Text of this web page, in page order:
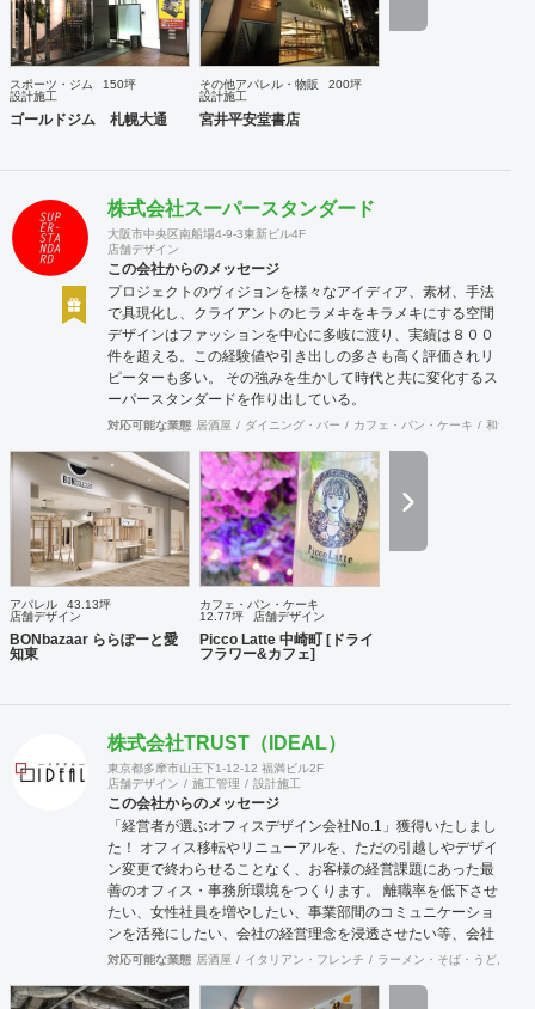
スポーツ・ジム
150坪
設計施工
ゴールドジム 札幌大通
その他アパレル・物販
200坪
設計施工
宮井平安堂書店
株式会社スーパースタンダード
大阪市中央区南船場4-9-3東新ビル4F
店舗デザイン
この会社からのメッセージ
プロジェクトのヴィジョンを様々なアイディア、素材、手法
で具現化し、クライアントのヒラメキをキラメキにする空間
デザインはファッションを中心に多岐に渡り、実績は８００
件を超える。この経験値や引き出しの多さも高く評価されリ
ピーターも多い。 その強みを生かして時代と共に変化するス
ーパースタンダードを作り出している。
対応可能な業態 居酒屋 ダイニング・バー カフェ・パン・ケーキ 和食・
アパレル
43.13坪
店舗デザイン
BONbazaar ららぽーと愛
知東
カフェ・パン・ケーキ
12.77坪
店舗デザイン
Picco Latte 中崎町 [ドライ
フラワー&カフェ]
株式会社TRUST（IDEAL）
東京都多摩市山王下1-12-12 福満ビル2F
店舗デザイン
施工管理 設計施工
この会社からのメッセージ
「経営者が選ぶオフィスデザイン会社No.1」獲得いたしまし
た！ オフィス移転やリニューアルを、ただの引越しやデザイ
ン変更で終わらせることなく、お客様の経営課題にあった最
善のオフィス・事務所環境をつくります。 離職率を低下させ
たい、女性社員を増やしたい、事業部間のコミュニケーショ
ンを活発にしたい、会社の経営理念を浸透させたい等、会社
の規模やフェーズによって様々な課題をかかえています。ど
今後どのような事業戦略を描き、どのような組織になってい
対応可能な業態 居酒屋 イタリアン・フレンチ ラーメン・そば・うどん